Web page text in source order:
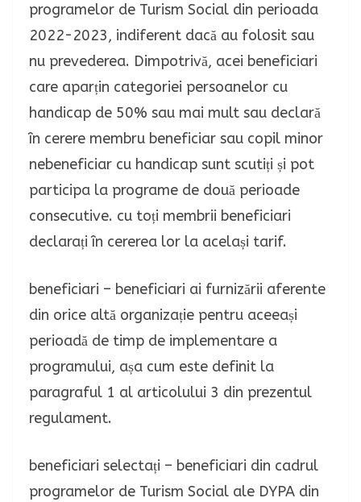
programelor de Turism Social din perioada
2022-2023, indiferent dacă au folosit sau
nu prevederea. Dimpotrivă, acei beneficiari
care aparțin categoriei persoanelor cu
handicap de 50% sau mai mult sau declară
în cerere membru beneficiar sau copil minor
nebeneficiar cu handicap sunt scutiți și pot
participa la programe de două perioade
consecutive. cu toți membrii beneficiari
declarați în cererea lor la același tarif.
beneficiari – beneficiari ai furnizării aferente
din orice altă organizație pentru aceeași
perioadă de timp de implementare a
programului, așa cum este definit la
paragraful 1 al articolului 3 din prezentul
regulament.
beneficiari selectați – beneficiari din cadrul
programelor de Turism Social ale DYPA din